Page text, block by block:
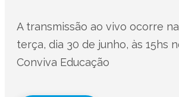
A transmissão ao vivo ocorre
terça, dia 30 de junho, às 15hs
Conviva Educação